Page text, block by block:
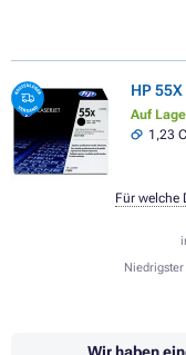
HP
Auf
1,23
Niedrigster
Für welche